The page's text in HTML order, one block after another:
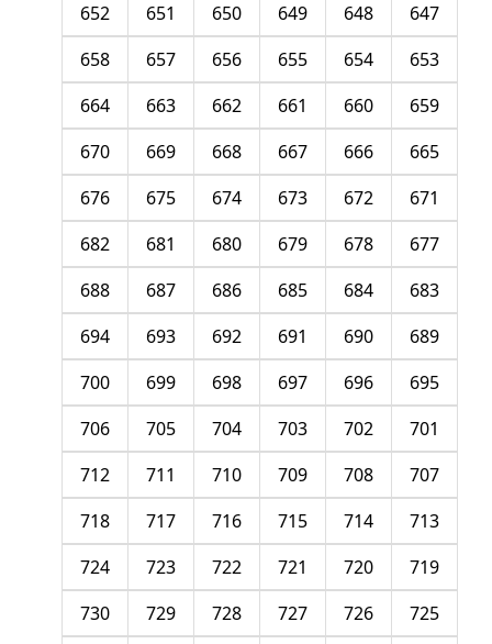
647
648
649
650
651
652
653
654
655
656
657
658
659
660
661
662
663
664
665
666
667
668
669
670
671
672
673
674
675
676
677
678
679
680
681
682
683
684
685
686
687
688
689
690
691
692
693
694
695
696
697
698
699
700
701
702
703
704
705
706
707
708
709
710
711
712
713
714
715
716
717
718
719
720
721
722
723
724
725
726
727
728
729
730